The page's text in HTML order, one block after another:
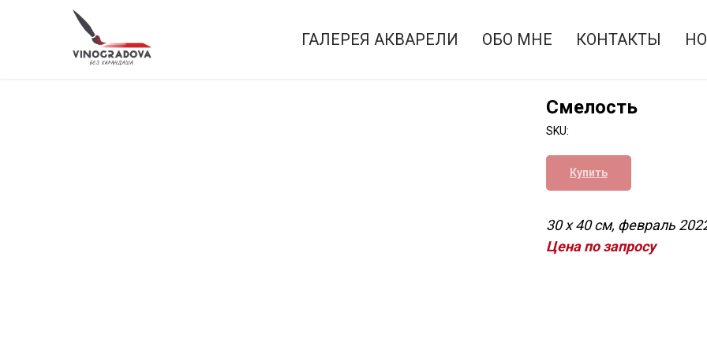
ГАЛЕРЕЯ АКВАРЕЛИ ОБО МНЕ КОНТАКТЫ
Смелость
SKU:
Купить
30 x 40 см, февраль
Цена по запросу